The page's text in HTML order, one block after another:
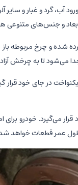
گرد و غبار و سایر
و جنس‌های متنوعی
برده شده و چرخ
می‌شود تا به چرخش آزاد
در جای خود قرار
می‌گیرد. خودرو
طول عمر قطعات خواهد